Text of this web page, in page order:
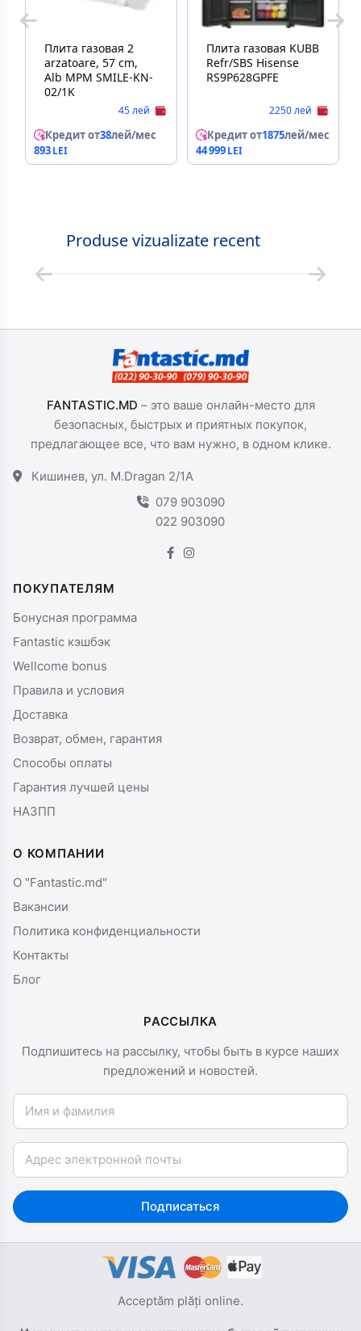
Плитa газовая 2
arzatoare, 57 cm,
Alb MPM SMILE-KN-
02/1K
45 лей
Кредит от38лей/мес
893
Плитa газовая KUBB
Refr/SBS Hisense
RS9P628GPFE
2250 лей
Кредит от1875лей/мес
44 999
Produse vizualizate recent
FANTASTIC.MD – это ваше онлайн-место для
безопасных, быстрых и приятных покупок,
предлагающее все, что вам нужно, в одном клике.
Кишинев, ул. M.Dragan 2/1A
079 903090
022 903090
ПОКУПАТЕЛЯМ
Бонусная программа
Fantastic кэшбэк
Wellcome bonus
Правила и условия
Доставка
Возврат, обмен, гарантия
Способы оплаты
Гарантия лучшей цены
НАЗПП
О КОМПАНИИ
О "Fantastic.md"
Вакансии
Политика конфиденциальности
Контакты
Блог
РАССЫЛКА
Подпишитесь на рассылку, чтобы быть в курсе наших
предложений и новостей.
Имя и фамилия
Email
Подписаться
Acceptăm plăți online.